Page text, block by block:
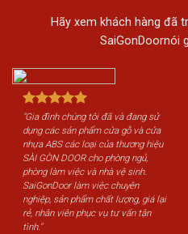
Hãy xem khách hàng đã
SaiGonDoornói
"Gia đình chúng tôi đã và đang sử
dụng các sản phẩm cửa gỗ và cửa
nhựa ABS các loại của thương hiệu
SÀI GÒN DOOR cho phòng ngủ,
phòng làm việc và nhà vệ sinh.
SaiGonDoor làm việc chuyên
nghiệp, sản phẩm chất lượng, giá lại
rẻ, nhân viên phục vụ tư vấn tận
tình."